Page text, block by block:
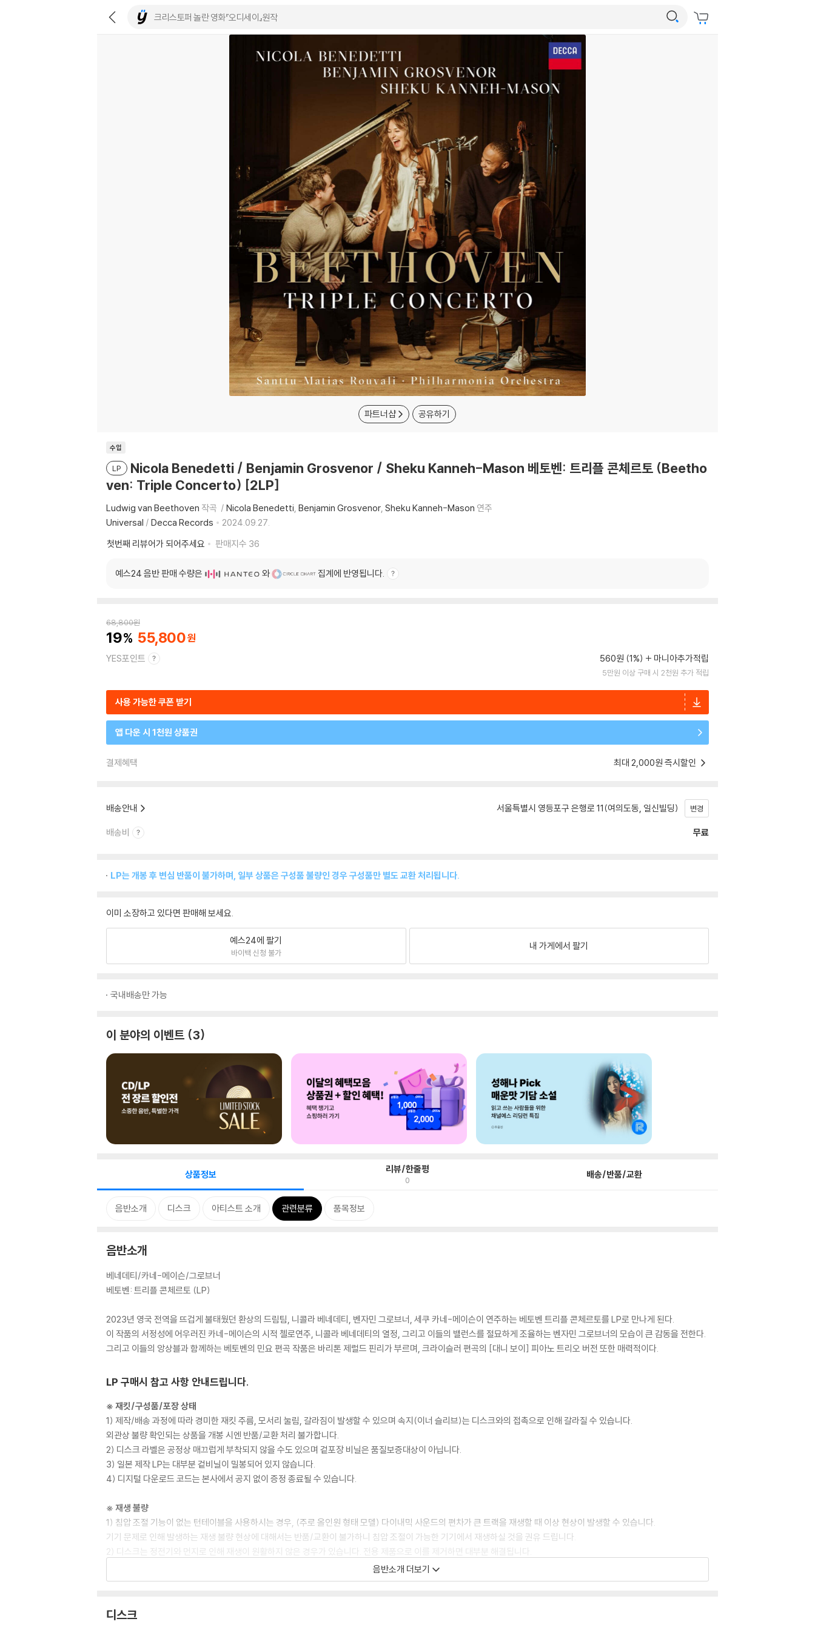
파트너샵 공유하기
수입
LP
Nicola Benedetti / Benjamin Grosvenor / Sheku Kanneh-Mason 베토벤: 트리플 콘체르토 (Beetho
ven: Triple Concerto) [2LP]
Ludwig van Beethoven 작곡 Nicola Benedetti Benjamin Grosvenor Sheku Kanneh-Mason 연주
Universal / Decca Records
2024.09.27.
첫번째 리뷰어가 되어주세요
판매지수 36
예스24 음반 판매 수량은 와 집계에 반영됩니다.
68,800원
19 55,800
YES포인트 560원 (1%) 마니아추가적립
5만원 이상 구매 시 2천원 추가 적립
사용 가능한 쿠폰 받기
앱 다운 시 1천원 상품권
결제혜택 최대 2,000원 즉시할인
배송안내 서울특별시 영등포구 은행로 11(여의도동, 일신빌딩) 변경
배송비 무료
LP는 개봉 후 변심 반품이 불가하며, 일부 상품은 구성품 불량인 경우 구성품만 별도 교환 처리됩니다.
이미 소장하고 있다면 판매해 보세요.
예스24에 팔기
바이백 신청 불가
내 가게에서 팔기
국내배송만 가능
이 분야의 이벤트 3
상품정보 리뷰/한줄평
0 배송/반품/교환
음반소개 디스크 아티스트 소개 관련분류 품목정보
음반소개
베네데티/카네-메이슨/그로브너
베토벤: 트리플 콘체르토 (LP)
2023년 영국 전역을 뜨겁게 불태웠던 환상의 드림팀, 니콜라 베네데티, 벤자민 그로브너, 세쿠 카네-메이슨이 연주하는 베토벤 트리플 콘체르토를 LP로 만나게 된다.
이 작품의 서정성에 어우러진 카네-메이슨의 시적 첼로연주, 니콜라 베네데티의 열정, 그리고 이들의 밸런스를 절묘하게 조율하는 벤자민 그로브너의 모습이 큰 감동을 전한다.
그리고 이들의 앙상블과 함께하는 베토벤의 민요 편곡 작품은 바리톤 제럴드 핀리가 부르며, 크라이슬러 편곡의 [대니 보이] 피아노 트리오 버전 또한 매력적이다.
LP 구매시 참고 사항 안내드립니다.
※ 재킷/구성품/포장 상태
1) 제작/배송 과정에 따라 경미한 재킷 주름, 모서리 눌림, 갈라짐이 발생할 수 있으며 속지(이너 슬리브)는 디스크와의 접촉으로 인해 갈라질 수 있습니다.
외관상 불량 확인되는 상품을 개봉 시엔 반품/교환 처리 불가합니다.
2) 디스크 라벨은 공정상 매끄럽게 부착되지 않을 수도 있으며 겉포장 비닐은 품질보증대상이 아닙니다.
3) 일본 제작 LP는 대부분 겉비닐이 밀봉되어 있지 않습니다.
4) 디지털 다운로드 코드는 본사에서 공지 없이 증정 종료될 수 있습니다.
※ 재생 불량
1) 침압 조절 기능이 없는 턴테이블을 사용하시는 경우, (주로 올인원 형태 모델) 다이내믹 사운드의 편차가 큰 트랙을 재생할 때 이상 현상이 발생할 수 있습니다.
기기 문제로 인해 발생하는 재생 불량 현상에 대해서는 반품/교환이 불가하니 침압 조절이 가능한 기기에서 재생하실 것을 권유 드립니다.
2) 디스크는 정전기와 먼지로 인해 재생이 원활하지 않은 경우가 있습니다. 전용 제품으로 이를 제거하면 대부분 해결됩니다.
1) 열을 가하여 제작하는 바이닐 공정 특성상 디스크 표면이 미세하게 울렁거리거나 휘어지는 경우가 있습니다.
재생이 불안정한 경우 스태빌라이저를 사용하시면 좀 더 안정적인 재생이 가능합니다.
음반소개 더보기
디스크